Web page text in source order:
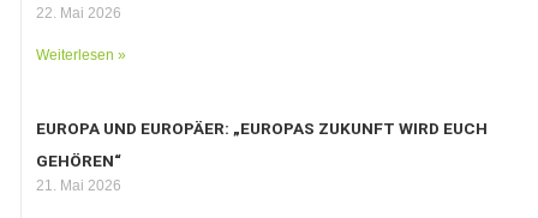
22. Mai 2026
Weiterlesen »
EUROPA UND EUROPÄER: „EUROPAS ZUKUNFT WIRD EUCH
GEHÖREN“
21. Mai 2026